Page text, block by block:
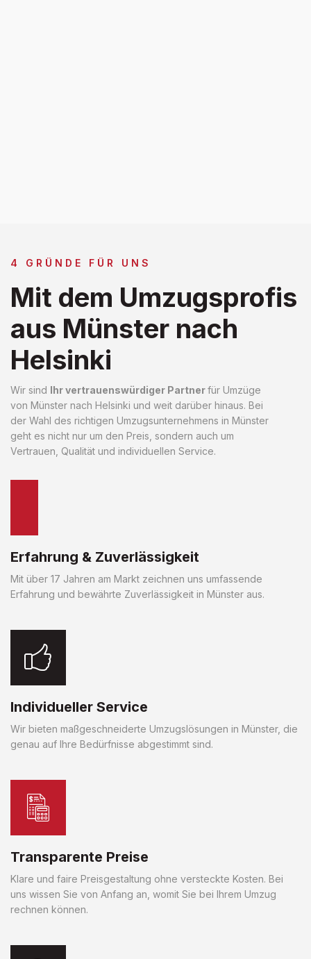
4 GRÜNDE FÜR UNS
Mit dem Umzugsprofis
aus Münster nach
Helsinki
Wir sind Ihr vertrauenswürdiger Partnerfür Umzüge
von Münster nach Helsinki und weit darüber hinaus. Bei
der Wahl des richtigen Umzugsunternehmens in Münster
geht es nicht nur um den Preis, sondern auch um
Vertrauen, Qualität und individuellen Service.
Erfahrung & Zuverlässigkeit
Mit über 17 Jahren am Markt zeichnen uns umfassende
Erfahrung und bewährte Zuverlässigkeit in Münster aus.
Individueller Service
Wir bieten maßgeschneiderte Umzugslösungen in Münster, die
genau auf Ihre Bedürfnisse abgestimmt sind.
Transparente Preise
Klare und faire Preisgestaltung ohne versteckte Kosten. Bei
uns wissen Sie von Anfang an, womit Sie bei Ihrem Umzug
rechnen können.